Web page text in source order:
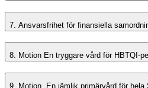
7. Ansvarsfrihet för finansiella
8. Motion En tryggare vård för HBTQI-
9. Motion. En jämlik primärvård för hela